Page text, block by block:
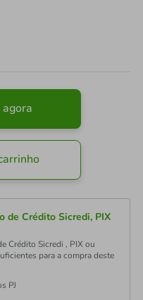
de Crédito Sicredi, PIX
Crédito Sicredi , PIX ou
para a compra deste
PJ